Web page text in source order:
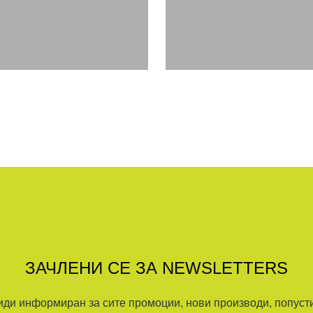
ЗАЧЛЕНИ СЕ ЗА NEWSLETTERS
информиран за сите промоции, нови производи,